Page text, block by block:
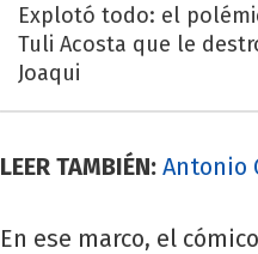
Explotó todo: el
Tuli Acosta que le
Joaqui
LEER TAMBIÉN: Antonio
En ese marco, el